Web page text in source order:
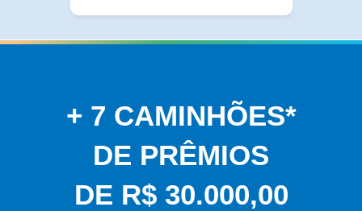
+ 7 CAMINHÕES*
DE PRÊMIOS
DE R$ 30.000,00